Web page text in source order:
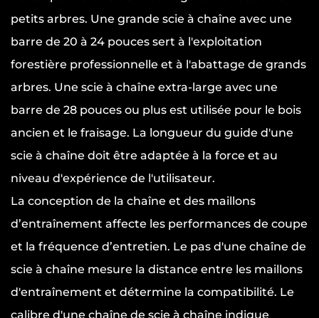
petits arbres. Une grande scie à chaîne avec une
barre de 20 à 24 pouces sert à l'exploitation
forestière professionnelle et à l'abattage de grands
arbres. Une scie à chaîne extra-large avec une
barre de 28 pouces ou plus est utilisée pour le bois
ancien et le fraisage. La longueur du guide d'une
scie à chaîne doit être adaptée à la force et au
niveau d'expérience de l'utilisateur.
La conception de la chaîne et des maillons
d’entraînement affecte les performances de coupe
et la fréquence d’entretien. Le pas d'une chaîne de
scie à chaîne mesure la distance entre les maillons
d'entraînement et détermine la compatibilité. Le
calibre d'une chaîne de scie à chaîne indique